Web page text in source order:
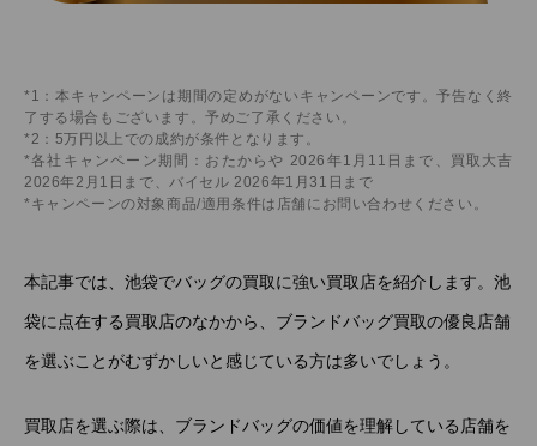
*1：本キャンペーンは期間の定めがないキャンペーンです。予告なく終
了する場合もございます。予めご了承ください。
*2：5万円以上での成約が条件となります。
*各社キャンペーン期間：おたからや 2026年1月11日まで、買取大吉
2026年2月1日まで、バイセル 2026年1月31日まで
*キャンペーンの対象商品/適用条件は店舗にお問い合わせください。
本記事では、池袋でバッグの買取に強い買取店を紹介します。池
袋に点在する買取店のなかから、ブランドバッグ買取の優良店舗
を選ぶことがむずかしいと感じている方は多いでしょう。
買取店を選ぶ際は、ブランドバッグの価値を理解している店舗を